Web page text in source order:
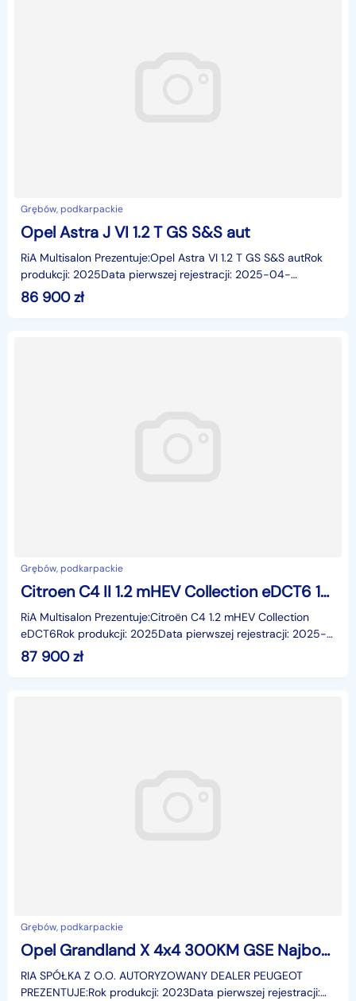
Grębów, podkarpackie
Opel Astra J VI 1.2 T GS S&S aut
RiA Multisalon Prezentuje:Opel Astra VI 1.2 T GS S&S autRok
produkcji: 2025Data pierwszej rejestracji: 2025-04-
17Pojemność: 1199 ccmPrzebieg: 9 837 kmNadwoz
86 900zł
Grębów, podkarpackie
Citroen C4 II 1.2 mHEV Collection eDCT6 145 Km
RiA Multisalon Prezentuje:Citroën C4 1.2 mHEV Collection
eDCT6Rok produkcji: 2025Data pierwszej rejestracji: 2025-
07-07Pojemność: 1199 ccmPrzebieg: 24 789 kmNad
87 900zł
Grębów, podkarpackie
Opel Grandland X 4x4 300KM GSE Najbogatszy jak nowy Full Night Vison Rabat 95100 FV23
RIA SPÓŁKA Z O.O. AUTORYZOWANY DEALER PEUGEOT
PREZENTUJE:Rok produkcji: 2023Data pierwszej rejestracji: